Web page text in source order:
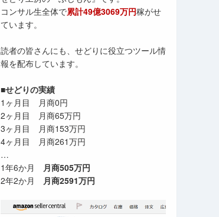
コンサル生全体で累計49億3069万円稼がせ
ています。
読者の皆さんにも、せどりに役立つツール情
報を配布しています。
■せどりの実績
1ヶ月目 月商0円
2ヶ月目 月商65万円
3ヶ月目 月商153万円
4ヶ月目 月商261万円
…
1年6か月 月商505万円
2年2か月 月商2591万円